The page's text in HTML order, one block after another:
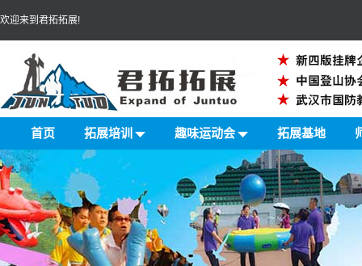
欢迎来到君拓拓展!
首页 拓展培训 趣味运动会 拓展基地